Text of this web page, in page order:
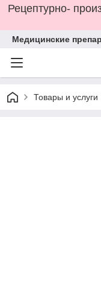
Рецептурно-
Медицинские
Товары и услуги